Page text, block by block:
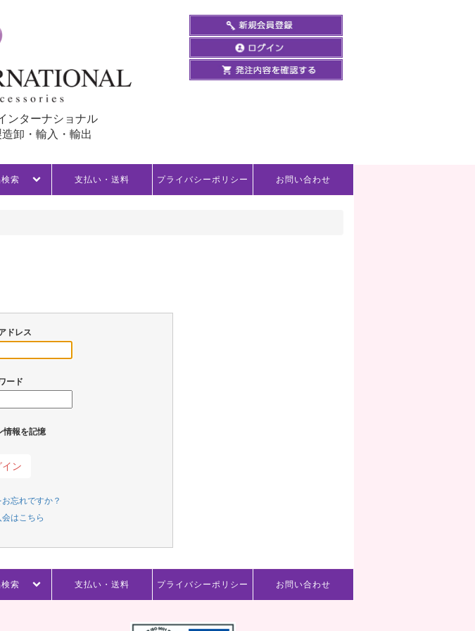
ンターナショナル
卸・輸入・輸出
索 支払い・送料 プライバシーポリシー お問い合わせ
ドレス
ード
情報を記憶
忘れですか？
はこちら
索 支払い・送料 プライバシーポリシー お問い合わせ